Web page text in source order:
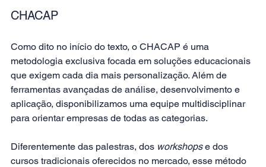
CHACAP
Como dito no início do texto, o CHACAP é uma
metodologia exclusiva focada em soluções educacionais
que exigem cada dia mais personalização. Além de
ferramentas avançadas de análise, desenvolvimento e
aplicação, disponibilizamos uma equipe multidisciplinar
para orientar empresas de todas as categorias.
Diferentemente das palestras, dos workshops e dos
cursos tradicionais oferecidos no mercado, esse método